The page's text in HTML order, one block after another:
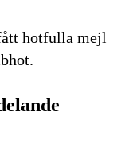
hotfulla mejl